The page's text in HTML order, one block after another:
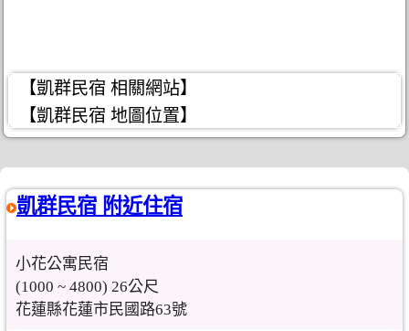
【凱群民宿 相關網站】
【凱群民宿 地圖位置】
凱群民宿 附近住宿
小花公寓民宿
(1000 ~ 4800) 26公尺
花蓮縣花蓮市民國路63號